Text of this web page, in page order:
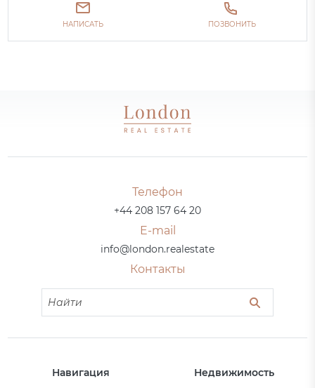
НАПИСАТЬ ПОЗВОНИТЬ
Телефон
+44 208 157 64 20
E-mail
info@london.realestate
Контакты
Навигация Недвижимость